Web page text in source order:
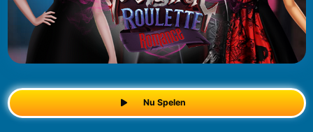
Nu Spelen